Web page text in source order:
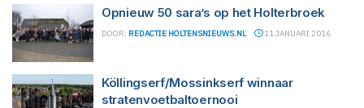
Opnieuw 50 sara’s op het Holterbroek
DOOR: REDACTIE HOLTENSNIEUWS.NL 11 JANUARI 2016
Köllingserf/Mossinkserf winnaar
stratenvoetbaltoernooi